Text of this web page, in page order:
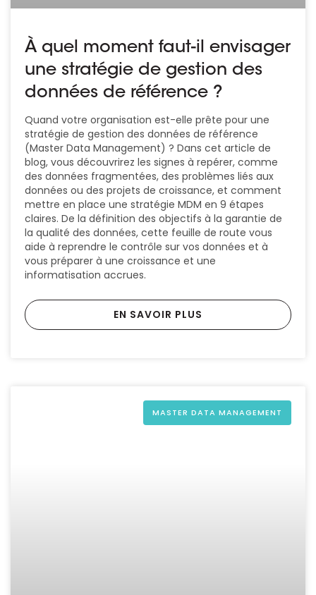
À quel moment faut-il envisager
une stratégie de gestion des
données de référence ?
Quand votre organisation est-elle prête pour une
stratégie de gestion des données de référence
(Master Data Management) ? Dans cet article de
blog, vous découvrirez les signes à repérer, comme
des données fragmentées, des problèmes liés aux
données ou des projets de croissance, et comment
mettre en place une stratégie MDM en 9 étapes
claires. De la définition des objectifs à la garantie de
la qualité des données, cette feuille de route vous
aide à reprendre le contrôle sur vos données et à
vous préparer à une croissance et une
informatisation accrues.
EN SAVOIR PLUS
MASTER DATA MANAGEMENT